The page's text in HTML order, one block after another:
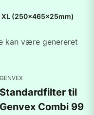
(250x465x25mm)
kan være genereret
GENVEX
Standardfilter til
Genvex Combi 99